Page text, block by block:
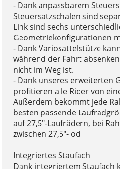
- Dank anpassbarem
Steuersatzschalen sind
Link sind sechs
Geometriekonfigurationen
- Dank Variosattelstütze
während der Fahrt
nicht im Weg ist.
- Dank unseres erweiterten
profitieren alle Rider von
Außerdem bekommt jede
besten passende
auf 27,5"-Laufrädern, bei
zwischen 27,5"- od
Integriertes Staufach
Dank integriertem Staufach